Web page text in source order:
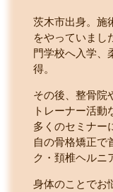
茨木市出身。施
をやっていまし
門学校へ入学、
得。
その後、整骨院
トレーナー活動
多くのセミナー
自の骨格矯正で
ク・頚椎ヘルニ
身体のことでお